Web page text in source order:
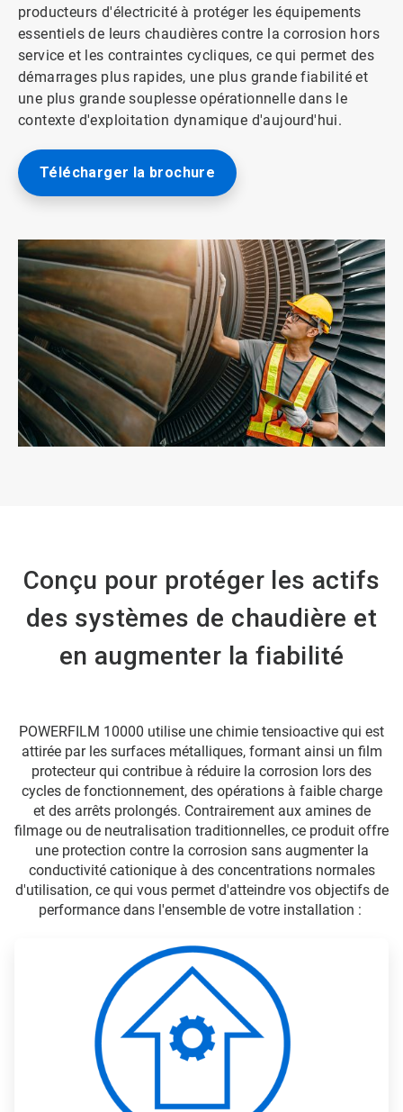
producteurs d'électricité à protéger les équipements
essentiels de leurs chaudières contre la corrosion hors
service et les contraintes cycliques, ce qui permet des
démarrages plus rapides, une plus grande fiabilité et
une plus grande souplesse opérationnelle dans le
contexte d'exploitation dynamique d'aujourd'hui.
Télécharger la brochure
Conçu pour protéger les actifs
des systèmes de chaudière et
en augmenter la fiabilité
POWERFILM 10000 utilise une chimie tensioactive qui est
attirée par les surfaces métalliques, formant ainsi un film
protecteur qui contribue à réduire la corrosion lors des
cycles de fonctionnement, des opérations à faible charge
et des arrêts prolongés. Contrairement aux amines de
filmage ou de neutralisation traditionnelles, ce produit offre
une protection contre la corrosion sans augmenter la
conductivité cationique à des concentrations normales
d'utilisation, ce qui vous permet d'atteindre vos objectifs de
performance dans l'ensemble de votre installation :
A
t
c
l
e